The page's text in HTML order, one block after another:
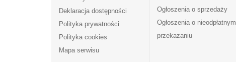
Deklaracja dostępności
Polityka prywatności
Polityka cookies
Mapa serwisu
Ogłoszenia o sprzedaży
Ogłoszenia o nieodpłatnym
przekazaniu